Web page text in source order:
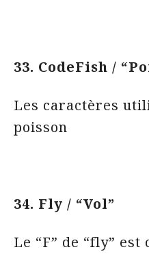
33. CodeFish /
Les caractères
poisson
34. Fly / “Vol”
Le “F” de “fly” est